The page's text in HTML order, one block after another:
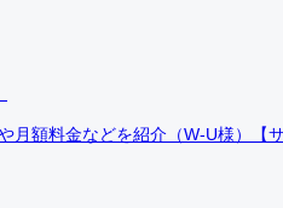
額料金などを紹介（W-U様）【サ